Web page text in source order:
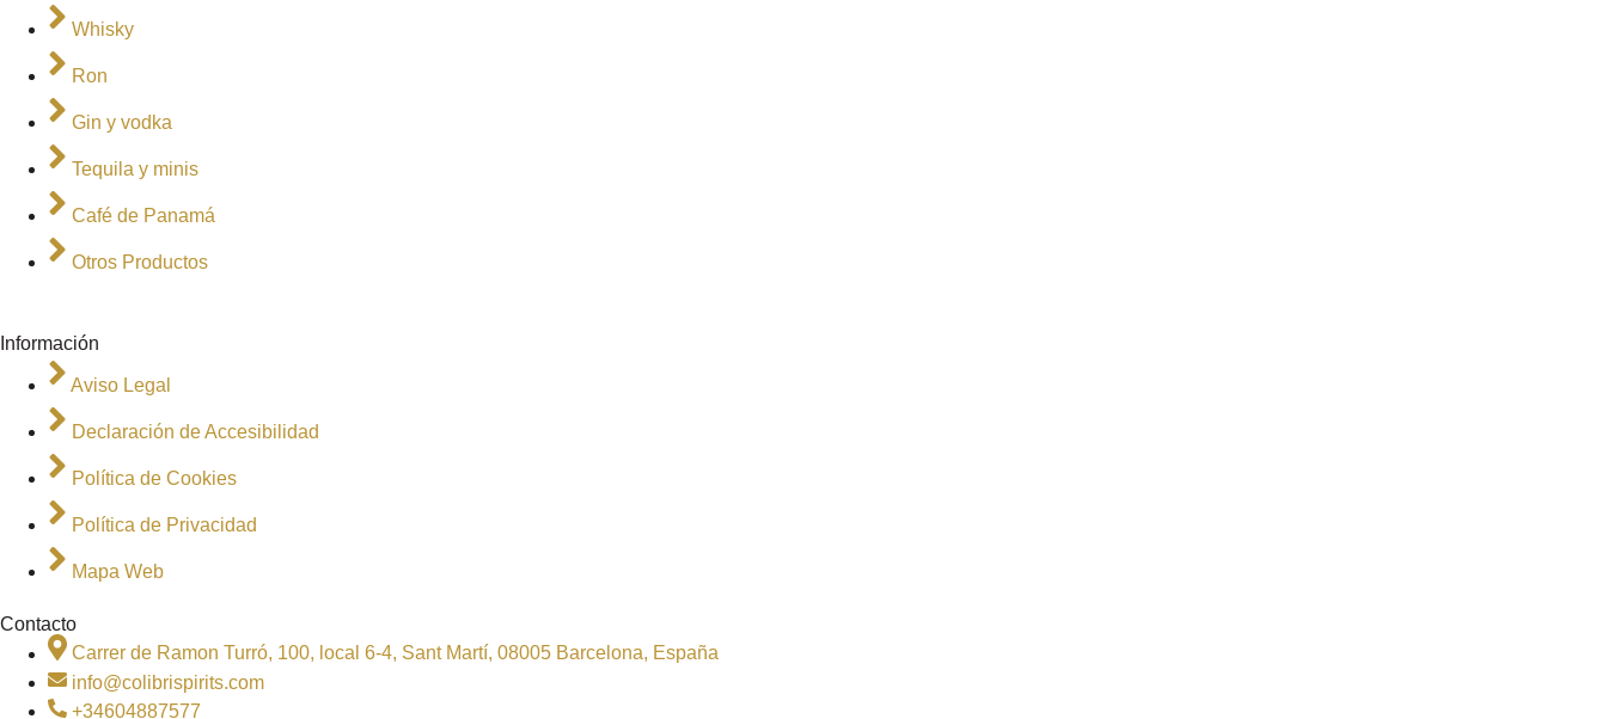
Whisky
Ron
Gin y vodka
Tequila y minis
Café de Panamá
Otros Productos
Información
Aviso Legal
Declaración de Accesibilidad
Política de Cookies
Política de Privacidad
Mapa Web
Contacto
Carrer de Ramon Turró, 100, local 6-4, Sant Martí, 08005 Barcelona, España
info@colibrispirits.com
+34604887577